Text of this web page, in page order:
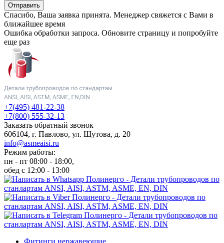
Отправить
Спасибо, Ваша заявка принята. Менеджер свяжется с Вами в
ближайшее время
Ошибка обработки запроса. Обновите страницу и попробуйте
еще раз
+7(495) 481-22-38
+7(800) 555-32-13
Заказать обратный звонок
606104, г. Павлово, ул. Шутова, д. 20
info@asmeaisi.ru
Режим работы:
пн - пт 08:00 - 18:00,
обед с 12:00 - 13:00
Фитинги нержавеющие